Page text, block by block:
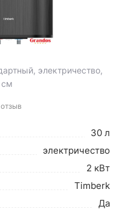
электричество,
см
30 л
электричество
2 кВт
Timberk
Да